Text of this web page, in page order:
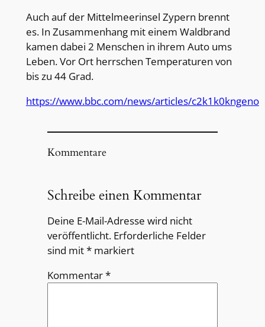
Auch auf der Mittelmeerinsel Zypern brennt
es. In Zusammenhang mit einem Waldbrand
kamen dabei 2 Menschen in ihrem Auto ums
Leben. Vor Ort herrschen Temperaturen von
bis zu 44 Grad.
https://www.bbc.com/news/articles/c2k1k0kngeno
Kommentare
Schreibe einen Kommentar
Deine E-Mail-Adresse wird nicht
veröffentlicht. Erforderliche Felder
sind mit*markiert
Kommentar*